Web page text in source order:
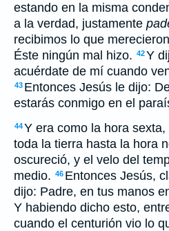
estando en la misma
a la verdad, justamente
recibimos lo que
Éste ningún mal hizo. 42Y
acuérdate de mí cuando
43 Entonces Jesús le dijo:
estarás conmigo en el
44Y era como la hora
toda la tierra hasta la hora
oscureció, y el velo del
medio. 46 Entonces Jesús,
dijo: Padre, en tus manos
Y habiendo dicho esto,
cuando el centurión vio lo